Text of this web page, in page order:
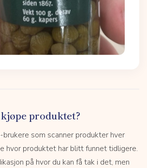
produktet?
som scanner produkter hver
hvor produktet har blitt funnet tidligere.
på hvor du kan få tak i det, men